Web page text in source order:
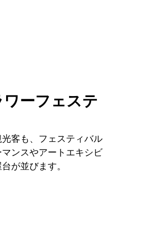
ーフェステ
客も、フェスティバル
ンスやアートエキシビ
が並びます。